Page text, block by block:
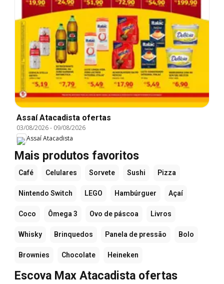
Assaí Atacadista ofertas
03/08/2026- 09/08/2026
Assaí Atacadista
Mais produtos favoritos
Café Celulares Sorvete Sushi Pizza
Nintendo Switch LEGO Hambúrguer Açaí
Coco Ômega 3 Ovo de páscoa Livros
Whisky Brinquedos Panela de pressão Bolo
Brownies Chocolate Heineken
Escova Max Atacadista ofertas